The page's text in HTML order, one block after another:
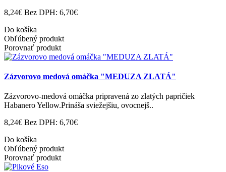
8,24€ Bez DPH: 6,70€
Do košíka
Obľúbený produkt
Porovnať produkt
Zázvorovo medová omáčka "MEDUZA ZLATÁ"
Zázvorovo-medová omáčka pripravená zo zlatých papričiek
Habanero Yellow.Prináša sviežejšiu, ovocnejš..
8,24€ Bez DPH: 6,70€
Do košíka
Obľúbený produkt
Porovnať produkt